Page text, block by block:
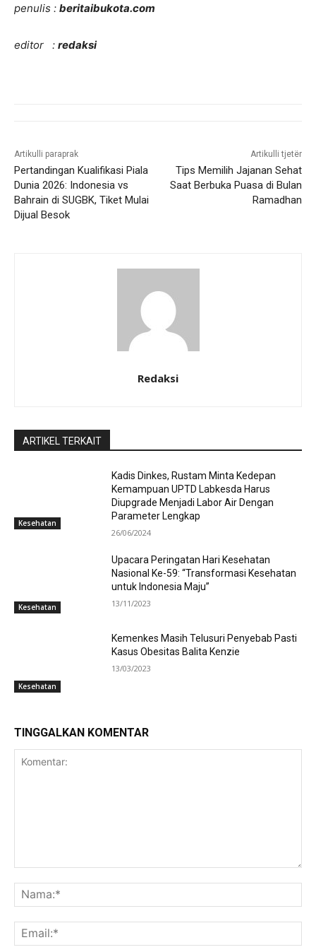
penulis : beritaibukota.com
editor : redaksi
Artikulli paraprak
Pertandingan Kualifikasi Piala
Dunia 2026: Indonesia vs
Bahrain di SUGBK, Tiket Mulai
Dijual Besok
Artikulli tjetër
Tips Memilih Jajanan Sehat
Saat Berbuka Puasa di Bulan
Ramadhan
Redaksi
ARTIKEL TERKAIT
Kesehatan
Kadis Dinkes, Rustam Minta Kedepan
Kemampuan UPTD Labkesda Harus
Diupgrade Menjadi Labor Air Dengan
Parameter Lengkap
26/06/2024
Kesehatan
Upacara Peringatan Hari Kesehatan
Nasional Ke-59: “Transformasi Kesehatan
untuk Indonesia Maju”
13/11/2023
Kesehatan
Kemenkes Masih Telusuri Penyebab Pasti
Kasus Obesitas Balita Kenzie
13/03/2023
TINGGALKAN KOMENTAR